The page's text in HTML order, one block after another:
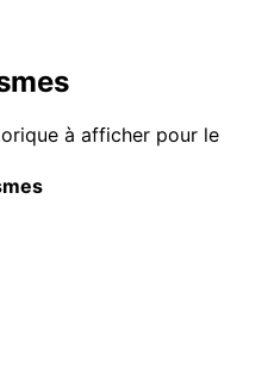
à afficher pour le